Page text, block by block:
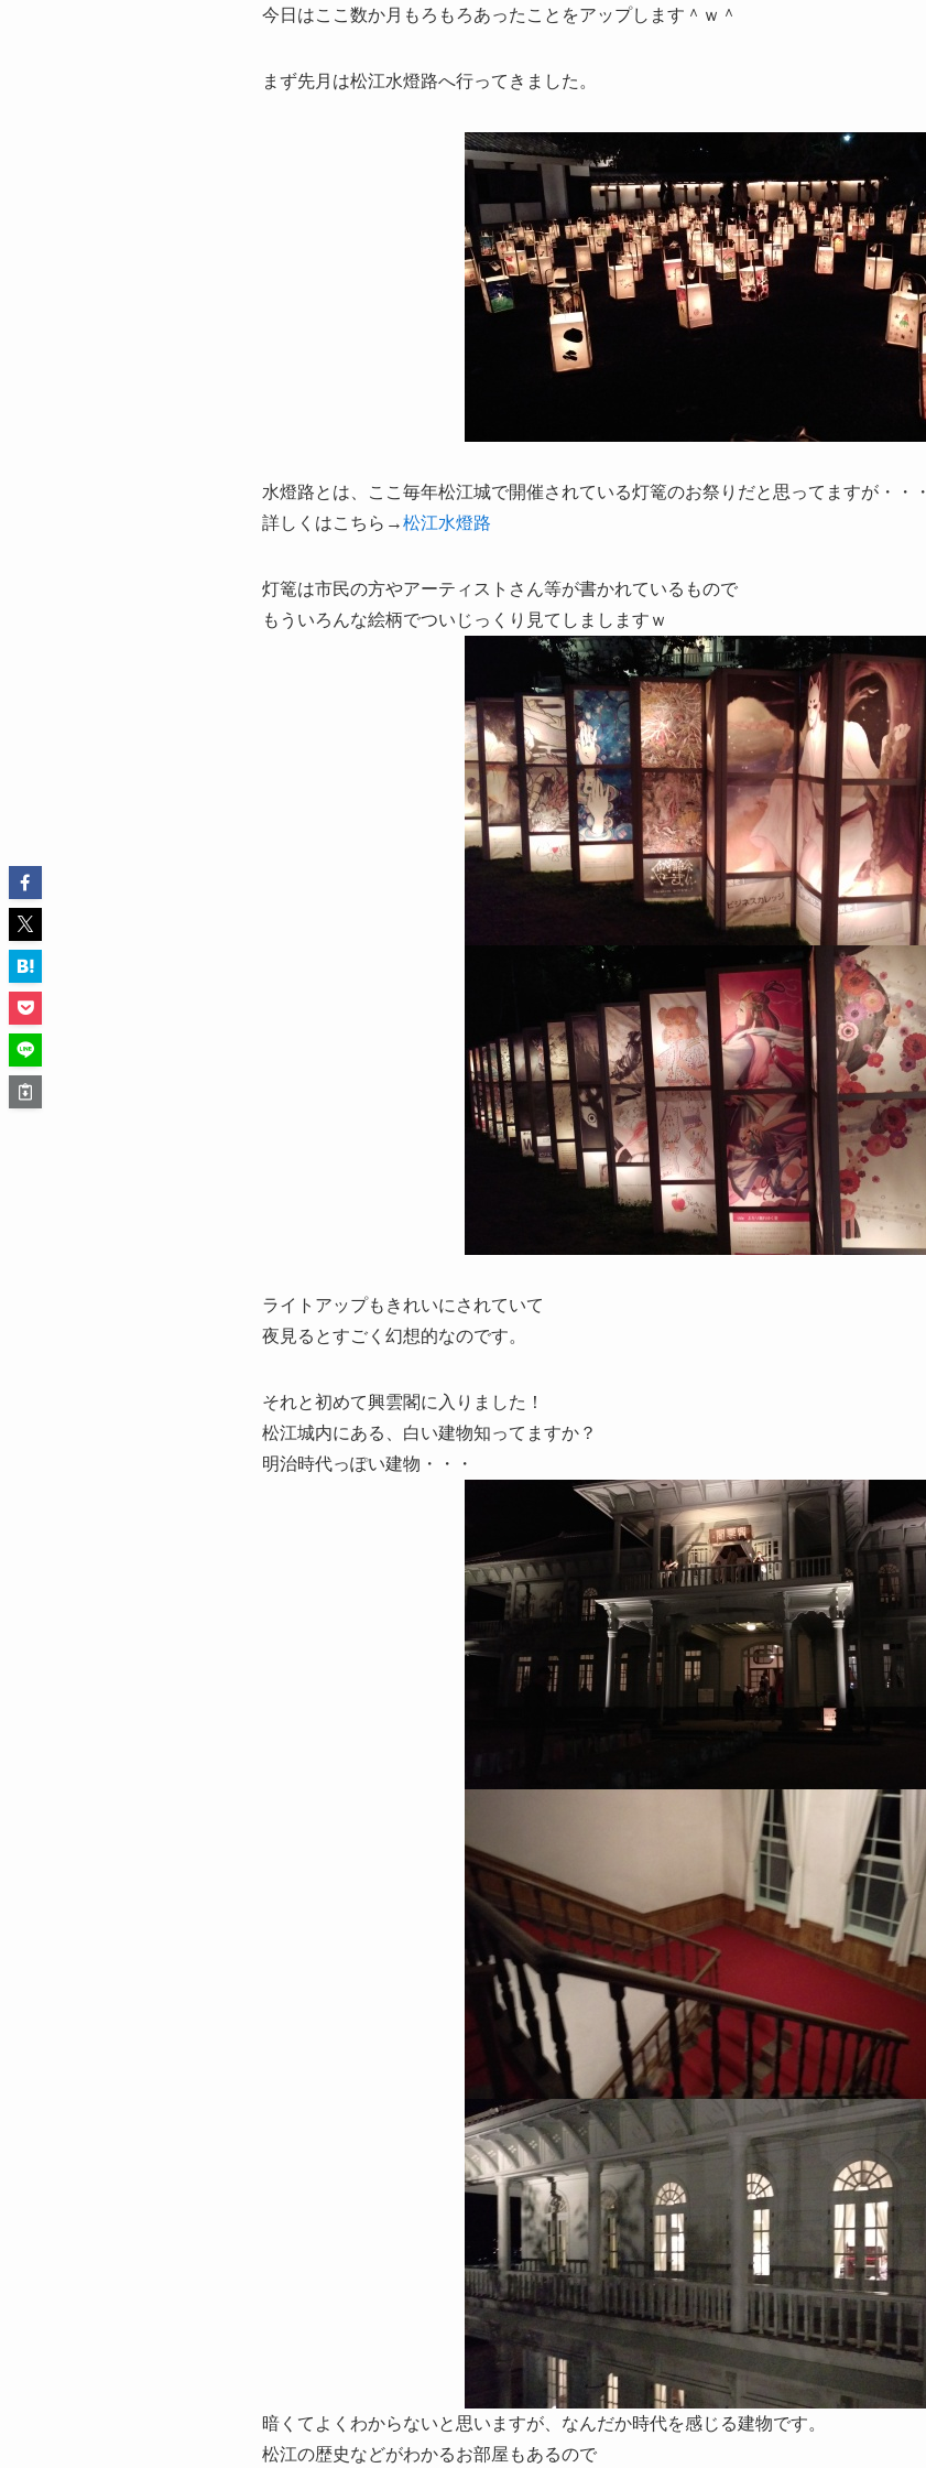
今日はここ数か月もろもろあったことをアップします＾ｗ＾
まず先月は松江水燈路へ行ってきました。
水燈路とは、ここ毎年松江城で開催されている灯篭のお祭りだと思ってますが・・・
詳しくはこちら→松江水燈路
灯篭は市民の方やアーティストさん等が書かれているもので
もういろんな絵柄でついじっくり見てしましますｗ
ライトアップもきれいにされていて
夜見るとすごく幻想的なのです。
それと初めて興雲閣に入りました！
松江城内にある、白い建物知ってますか？
明治時代っぽい建物・・・
暗くてよくわからないと思いますが、なんだか時代を感じる建物です。
松江の歴史などがわかるお部屋もあるので